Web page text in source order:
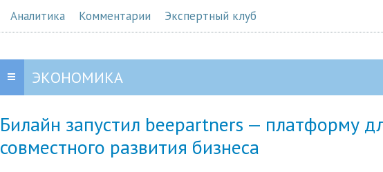
Аналитика Комментарии Экспертный клуб
ЭКОНОМИКА
Билайн запустил beepartners — платформу
совместного развития бизнеса